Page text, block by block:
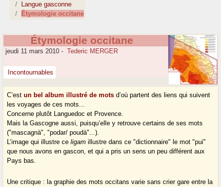
Langue gasconne
Étymologie occitane
Étymologie occitane
jeudi 11 mars 2010 - Tederic MERGER
Incontournables
C’estun bel album illustré de mots d’où partent des liens qui suivent
les voyages de ces mots...
Concerne plutôt Languedoc et Provence.
Mais la Gascogne aussi, puisqu’elle y retrouve certains de ses mots
("mascagnà", "podar/ poudà"...).
L’image qui illustre celigam illustre dans ce "dictionnaire" le mot "pui"
que nous avons en gascon, et qui a pris un sens un peu différent aux
Pays bas.
Une critique : la graphie des mots occitans varie sans crier gare entre la